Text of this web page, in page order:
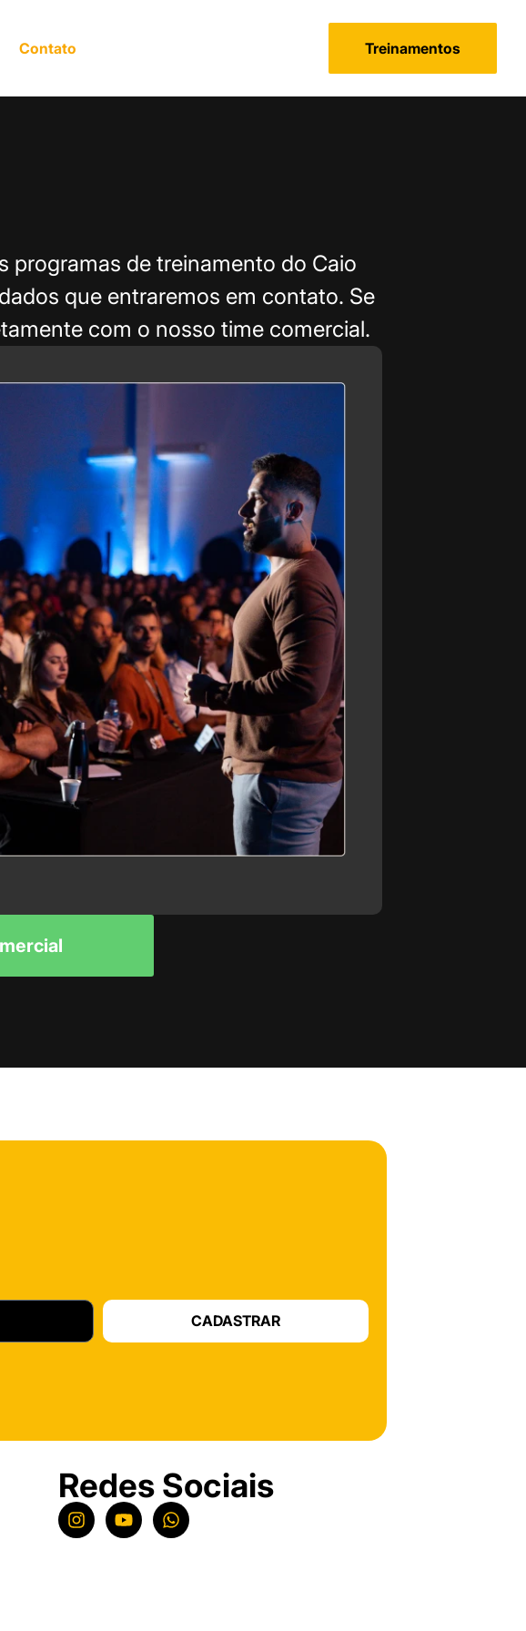
Treinamentos
Contato
programas de treinamento do Caio
que entraremos em contato. Se
com o nosso time comercial.
CADASTRAR
Redes Sociais